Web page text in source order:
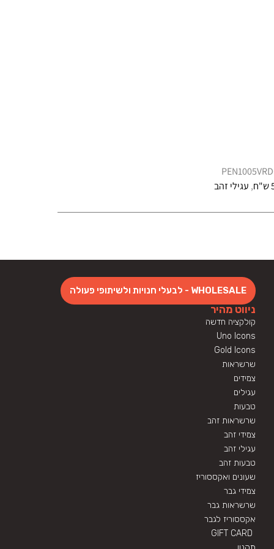
, עגילי זהב
WHOLESALE - לבעלי חנויות ולשיתופי פעולה
ניווט מהיר
קולקציה חדשה
Uno Icons
Gold Icons
שרשראות
צמידים
עגילים
טבעות
שרשראות זהב
צמידי זהב
עגילי זהב
טבעות זהב
שעונים ואקססוריז
צמידי גבר
שרשראות גבר
אקססוריז לגבר
GIFT CARD